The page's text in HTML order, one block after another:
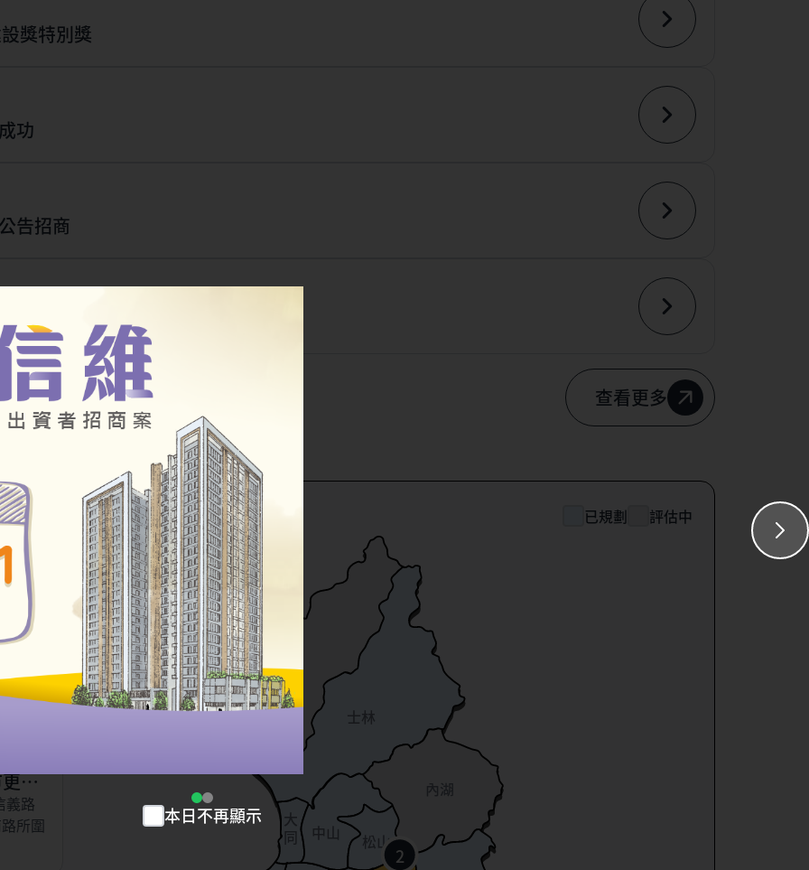
獎特別獎
功
市更新公告招商
告
查看更多
幸福住宅 其他房源 已規劃 評估中
大
同 中山 松山
士林
北投
內湖
2
段
都
永吉
新
義路
所圍
本日不再顯示